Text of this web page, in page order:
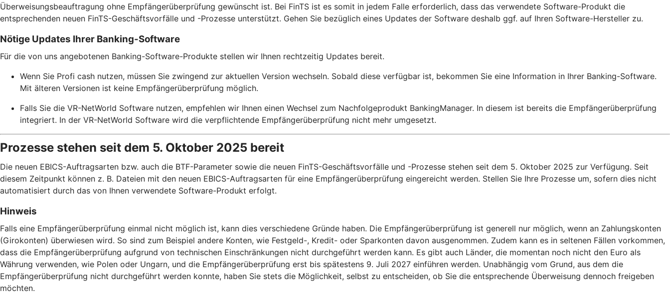
Überweisungsbeauftragung ohne Empfängerüberprüfung gewünscht ist. Bei FinTS ist es somit in jedem Falle erforderlich, dass das verwendete Software-Produkt die
entsprechenden neuen FinTS-Geschäftsvorfälle und -Prozesse unterstützt. Gehen Sie bezüglich eines Updates der Software deshalb ggf. auf Ihren Software-Hersteller zu.
Nötige Updates Ihrer Banking-Software
Für die von uns angebotenen Banking-Software-Produkte stellen wir Ihnen rechtzeitig Updates bereit.
Wenn Sie Profi cash nutzen, müssen Sie zwingend zur aktuellen Version wechseln. Sobald diese verfügbar ist, bekommen Sie eine Information in Ihrer Banking-Software.
Mit älteren Versionen ist keine Empfängerüberprüfung möglich.
Falls Sie die VR-NetWorld Software nutzen, empfehlen wir Ihnen einen Wechsel zum Nachfolgeprodukt BankingManager. In diesem ist bereits die Empfängerüberprüfung
integriert. In der VR-NetWorld Software wird die verpflichtende Empfängerüberprüfung nicht mehr umgesetzt.
Prozesse stehen seit dem 5. Oktober 2025 bereit
Die neuen EBICS-Auftragsarten bzw. auch die BTF-Parameter sowie die neuen FinTS-Geschäftsvorfälle und -Prozesse stehen seit dem 5. Oktober 2025 zur Verfügung. Seit
diesem Zeitpunkt können z. B. Dateien mit den neuen EBICS-Auftragsarten für eine Empfängerüberprüfung eingereicht werden. Stellen Sie Ihre Prozesse um, sofern dies nicht
automatisiert durch das von Ihnen verwendete Software-Produkt erfolgt.
Hinweis
Falls eine Empfängerüberprüfung einmal nicht möglich ist, kann dies verschiedene Gründe haben. Die Empfängerüberprüfung ist generell nur möglich, wenn an Zahlungskonten
(Girokonten) überwiesen wird. So sind zum Beispiel andere Konten, wie Festgeld-, Kredit- oder Sparkonten davon ausgenommen. Zudem kann es in seltenen Fällen vorkommen,
dass die Empfängerüberprüfung aufgrund von technischen Einschränkungen nicht durchgeführt werden kann. Es gibt auch Länder, die momentan noch nicht den Euro als
Währung verwenden, wie Polen oder Ungarn, und die Empfängerüberprüfung erst bis spätestens 9. Juli 2027 einführen werden. Unabhängig vom Grund, aus dem die
Empfängerüberprüfung nicht durchgeführt werden konnte, haben Sie stets die Möglichkeit, selbst zu entscheiden, ob Sie die entsprechende Überweisung dennoch freigeben
möchten.